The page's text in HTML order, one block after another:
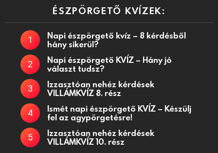
ÉSZPÖRGETŐ KVÍZEK:
Napi észpörgető kvíz – 8 kérdésből
hány sikerül?
Napi észpörgető KVÍZ – Hány jó
választ tudsz?
Izzasztóan nehéz kérdések
VILLÁMKVÍZ 8. rész
Ismét napi észpörgető KVÍZ – Készülj
fel az agypörgetésre!
Izzasztóan nehéz kérdések
VILLÁMKVÍZ 10. rész